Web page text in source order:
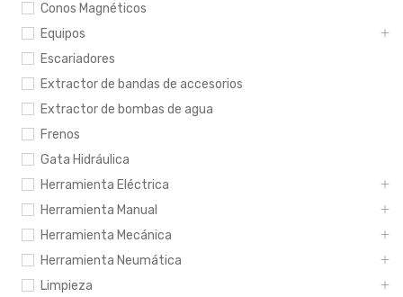
Conos Magnéticos
Equipos
Escariadores
Extractor de bandas de accesorios
Extractor de bombas de agua
Frenos
Gata Hidráulica
Herramienta Eléctrica
Herramienta Manual
Herramienta Mecánica
Herramienta Neumática
Limpieza